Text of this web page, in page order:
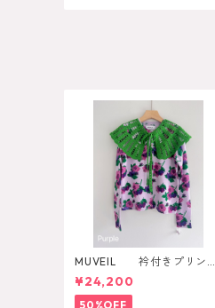
MUVEIL 衿付きプリント
カーディガン
¥24,200
50%OFF